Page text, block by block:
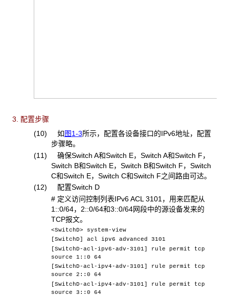
3. 配置步骤
(10) 如图1-3所示，配置各设备接口的IPv6地址，配置
步骤略。
(11) 确保Switch A和Switch E，Switch A和Switch F，
Switch B和Switch E，Switch B和Switch F，Switch
C和Switch E，Switch C和Switch F之间路由可达。
(12) 配置Switch D
# 定义访问控制列表IPv6 ACL 3101，用来匹配从
1::0/64，2::0/64和3::0/64网段中的源设备发来的
TCP报文。
<SwitchD> system-view
[SwitchD] acl ipv6 advanced 3101
[SwitchD-acl-ipv6-adv-3101] rule permit tcp
source 1::0 64
[SwitchD-acl-ipv4-adv-3101] rule permit tcp
source 2::0 64
[SwitchD-acl-ipv4-adv-3101] rule permit tcp
source 3::0 64